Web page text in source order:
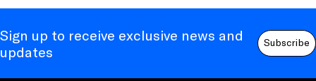
Sign up to receive exclusive news and
updates
Subscribe